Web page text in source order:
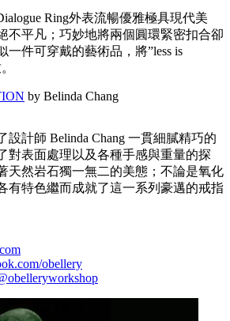
Ring外表流暢優雅極具現代美
不平凡；巧妙地將兩個圓環緊密扣合卻
一件可穿戴的藝術品，將”less is
by Belinda Chang
設計師 Belinda Chang 一貫細膩精巧的
對表面處理以及各種手感與重量的探
天然岩石獨一無二的美態；不論是氧化
有特色繼而成就了這一系列豪邁的戒指
obellery